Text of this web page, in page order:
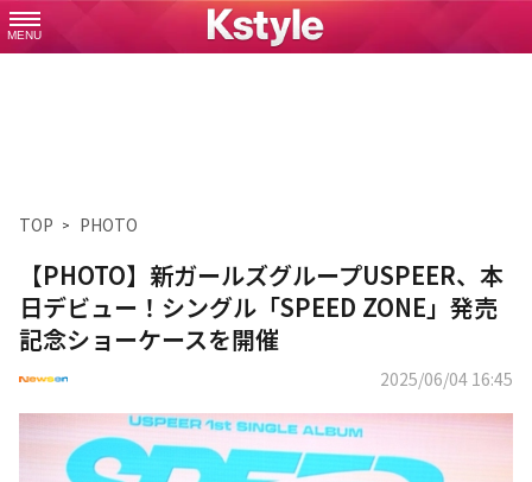
MENU
TOP PHOTO
【PHOTO】新ガールズグループUSPEER、本
日デビュー！シングル「SPEED ZONE」発売
記念ショーケースを開催
2025/06/04 16:45